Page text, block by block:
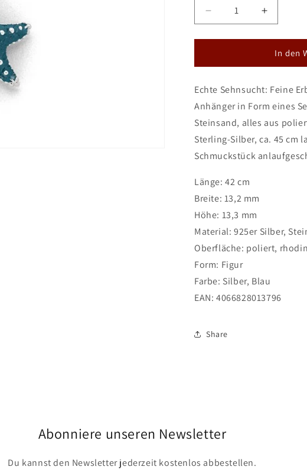
Verringere
die
Menge
DUR
Kette
Silber
925
rhodiniert
mit
Steinsand
K2830
Erhöhe
die
Menge
für
DUR
Kette
925
rhodiniert
mit
blauem
In den
Echte Sehnsucht: Feine
Anhänger in Form eines
Steinsand, alles aus
Sterling-Silber, ca. 45 cm
Schmuckstück
Länge: 42 cm
Breite: 13,2 mm
Höhe: 13,3 mm
Material: 925er Silber,
Oberfläche: poliert,
Form: Figur
Farbe: Silber, Blau
EAN: 4066828013796
Share
Abonniere unseren Newsletter
Du kannst den Newsletter jederzeit kostenlos abbestellen.